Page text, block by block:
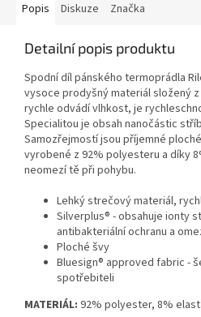
Popis Diskuze Značka
Detailní popis produktu
Spodní díl pánského termoprádla
vysoce prodyšný materiál složený
rychle odvádí vlhkost, je
Specialitou je obsah nanočástic
Samozřejmostí jsou příjemné
vyrobené z 92% polyesteru a díky
neomezí tě při pohybu.
Lehký strečový materiál,
Silverplus® - obsahuje ionty
antibakteriální ochranu a
Ploché švy
Bluesign® approved fabric -
spotřebiteli
MATERIÁL: 92% polyester, 8%